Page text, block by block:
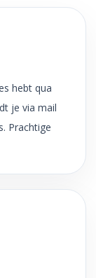
hebt qua
je via mail
Prachtige